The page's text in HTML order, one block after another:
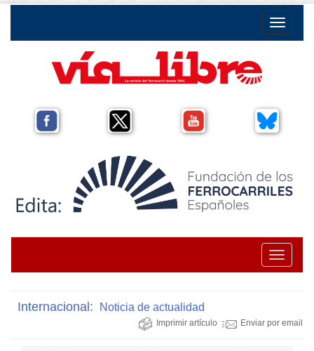
Toggle
Toggle
Internacional: Noticia de actualidad
Imprimir artículo Enviar por email